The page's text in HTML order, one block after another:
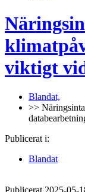
viktigt
Blandat,
>>
Publicerat i:
Blandat